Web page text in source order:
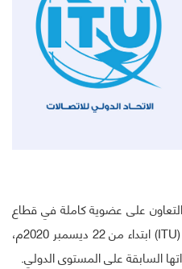
على عضوية كاملة في قطاع
التقييس بالاتحاد الدولي للاتصالات (ITU) ابتداء من 22 ديسمبر 2020م،
السابقة على المستوى الدولي.